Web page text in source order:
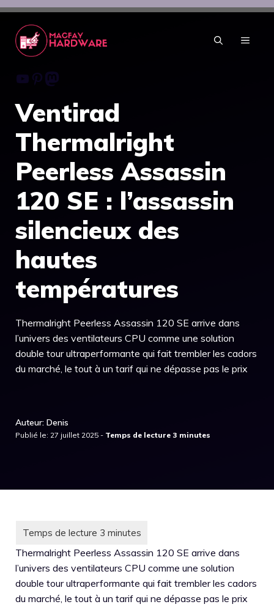
Aller
contenu
MENU
Youtube
Pinterest
Mastodon
Ventirad
Thermalright
Peerless Assassin
120 SE : l’assassin
silencieux des
hautes
températures
Thermalright Peerless Assassin 120 SE arrive dans
l’univers des ventilateurs CPU comme une solution
double tour ultraperformante qui fait trembler les cadors
du marché, le tout à un tarif qui ne dépasse pas le prix
Auteur: Denis
Publié le: 27 juillet 2025 -
Thermalright Peerless Assassin 120 SE arrive dans
l’univers des ventilateurs CPU comme une solution
double tour ultraperformante qui fait trembler les cadors
du marché, le tout à un tarif qui ne dépasse pas le prix